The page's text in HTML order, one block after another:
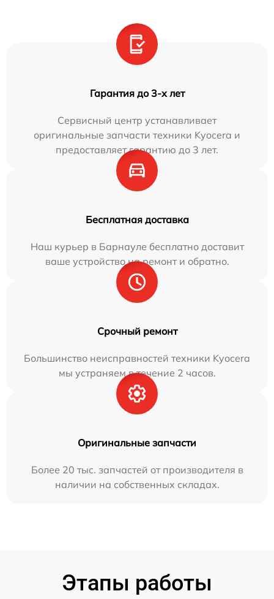
Гарантия до 3-х лет
Сервисный центр устанавливает
оригинальные запчасти техники Kyocera и
предоставляет гарантию до 3 лет.
Бесплатная доставка
Наш курьер в Барнауле бесплатно доставит
ваше устройство на ремонт и обратно.
Срочный ремонт
Большинство неисправностей техники Kyocera
мы устраняем в течение 2 часов.
Оригинальные запчасти
Более 20 тыс. запчастей от производителя в
наличии на собственных складах.
Этапы работы